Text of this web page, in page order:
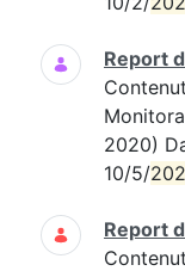
Report
2020)
10/5/
Report